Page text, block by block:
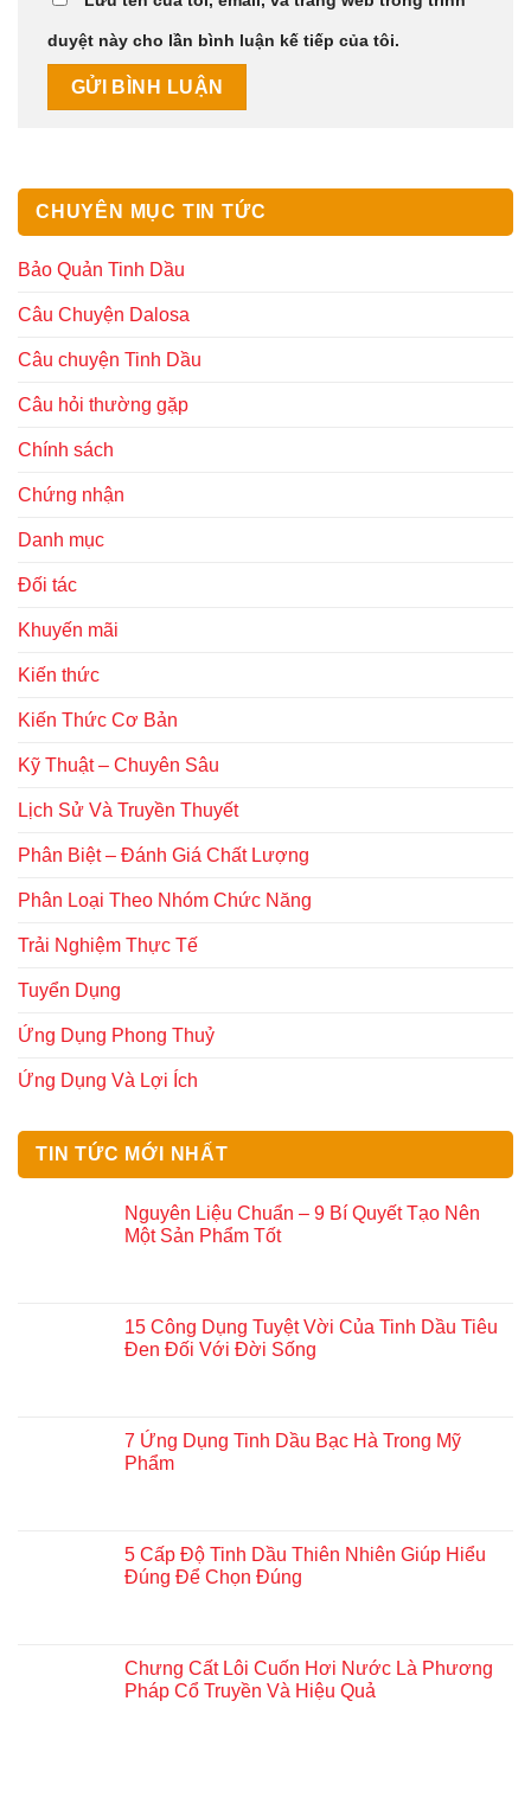
duyệt này cho lần bình luận kế tiếp của tôi.
CHUYÊN MỤC TIN TỨC
Bảo Quản Tinh Dầu
Câu Chuyện Dalosa
Câu chuyện Tinh Dầu
Câu hỏi thường gặp
Chính sách
Chứng nhận
Danh mục
Đối tác
Khuyến mãi
Kiến thức
Kiến Thức Cơ Bản
Kỹ Thuật – Chuyên Sâu
Lịch Sử Và Truyền Thuyết
Phân Biệt – Đánh Giá Chất Lượng
Phân Loại Theo Nhóm Chức Năng
Trải Nghiệm Thực Tế
Tuyển Dụng
Ứng Dụng Phong Thuỷ
Ứng Dụng Và Lợi Ích
TIN TỨC MỚI NHẤT
Nguyên Liệu Chuẩn – 9 Bí Quyết Tạo Nên
Một Sản Phẩm Tốt
15 Công Dụng Tuyệt Vời Của Tinh Dầu Tiêu
Đen Đối Với Đời Sống
7 Ứng Dụng Tinh Dầu Bạc Hà Trong Mỹ
Phẩm
5 Cấp Độ Tinh Dầu Thiên Nhiên Giúp Hiểu
Đúng Để Chọn Đúng
Chưng Cất Lôi Cuốn Hơi Nước Là Phương
Pháp Cổ Truyền Và Hiệu Quả